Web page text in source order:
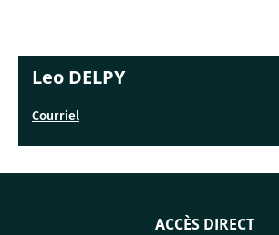
Leo DELPY
Courriel
ACCÈS DIRECT